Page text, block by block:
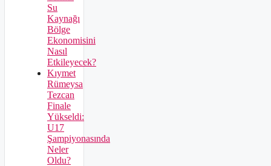
Su
Kaynağı
Bölge
Ekonomisini
Nasıl
Etkileyecek?
Kıymet
Rümeysa
Tezcan
Finale
Yükseldi:
U17
Şampiyonasında
Neler
Oldu?